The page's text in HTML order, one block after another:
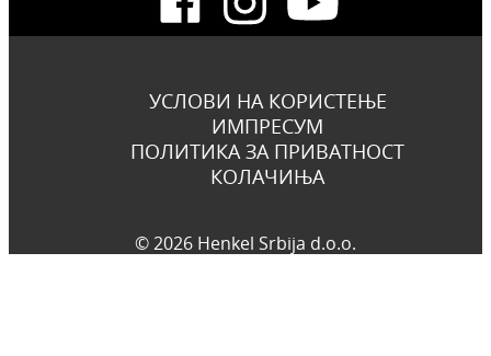
УСЛОВИ НА КОРИСТЕЊЕ
ИМПРЕСУМ
ПОЛИТИКА ЗА ПРИВАТНОСТ
КОЛАЧИЊА
© 2026 Henkel Srbija d.o.o.